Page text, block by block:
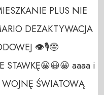
PLUS NIE
DEZAKTYWACJA
👁️🎙️🤓
STAWKĘ😀😀😀 aaaa i
ŚWIATOWĄ